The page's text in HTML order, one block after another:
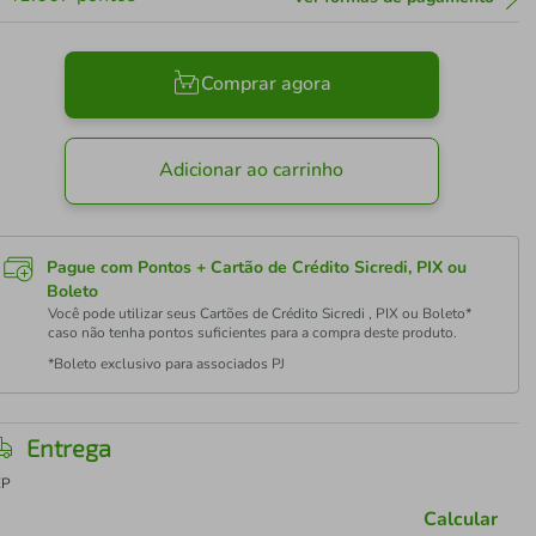
Comprar agora
Adicionar ao carrinho
Pague com Pontos + Cartão de Crédito Sicredi, PIX ou
Boleto
Você pode utilizar seus Cartões de Crédito Sicredi , PIX ou Boleto*
caso não tenha pontos suficientes para a compra deste produto.
*Boleto exclusivo para associados PJ
Entrega
Calcular